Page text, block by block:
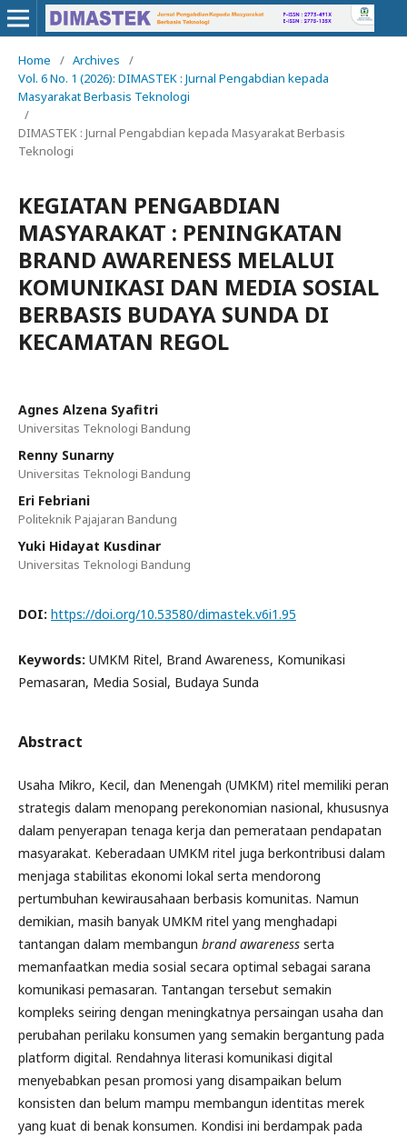
Home / Archives
/
Vol. 6 No. 1 (2026): DIMASTEK : Jurnal Pengabdian kepada
Masyarakat Berbasis Teknologi
/
DIMASTEK : Jurnal Pengabdian kepada Masyarakat Berbasis
Teknologi
KEGIATAN PENGABDIAN
MASYARAKAT : PENINGKATAN
BRAND AWARENESS MELALUI
KOMUNIKASI DAN MEDIA SOSIAL
BERBASIS BUDAYA SUNDA DI
KECAMATAN REGOL
Agnes Alzena Syafitri
Universitas Teknologi Bandung
Renny Sunarny
Universitas Teknologi Bandung
Eri Febriani
Politeknik Pajajaran Bandung
Yuki Hidayat Kusdinar
Universitas Teknologi Bandung
DOI: https://doi.org/10.53580/dimastek.v6i1.95
Keywords: UMKM Ritel, Brand Awareness, Komunikasi
Pemasaran, Media Sosial, Budaya Sunda
Abstract
Usaha Mikro, Kecil, dan Menengah (UMKM) ritel memiliki peran
strategis dalam menopang perekonomian nasional, khususnya
dalam penyerapan tenaga kerja dan pemerataan pendapatan
masyarakat. Keberadaan UMKM ritel juga berkontribusi dalam
menjaga stabilitas ekonomi lokal serta mendorong
pertumbuhan kewirausahaan berbasis komunitas. Namun
demikian, masih banyak UMKM ritel yang menghadapi
tantangan dalam membangun brand awareness serta
memanfaatkan media sosial secara optimal sebagai sarana
komunikasi pemasaran. Tantangan tersebut semakin
kompleks seiring dengan meningkatnya persaingan usaha dan
perubahan perilaku konsumen yang semakin bergantung pada
platform digital. Rendahnya literasi komunikasi digital
menyebabkan pesan promosi yang disampaikan belum
konsisten dan belum mampu membangun identitas merek
yang kuat di benak konsumen. Kondisi ini berdampak pada